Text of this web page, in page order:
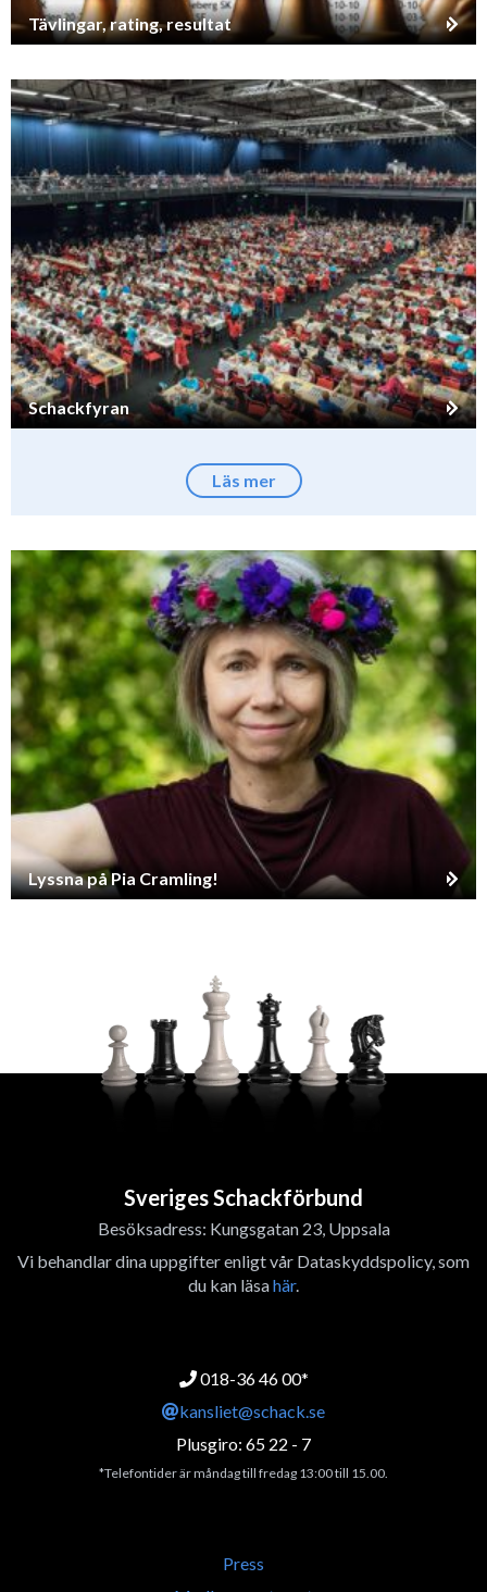
Tävlingar, rating, resultat
Schackfyran
Läs mer
Lyssna på Pia Cramling!
Sveriges Schackförbund
Besöksadress: Kungsgatan 23, Uppsala
Vi behandlar dina uppgifter enligt vår Dataskyddspolicy, som
du kan läsahär.
018-36 46 00*
kansliet@schack.se
Plusgiro: 65 22 - 7
*Telefontider är måndag till fredag 13:00 till 15.00.
Press